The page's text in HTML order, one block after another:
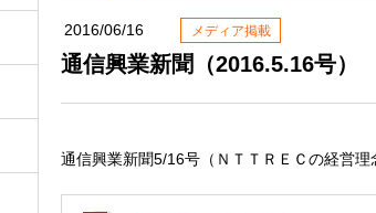
2016/06/16 メディア掲載
通信興業新聞（2016.5.16号）
通信興業新聞5/16号（ＮＴＴＲＥＣの経営理